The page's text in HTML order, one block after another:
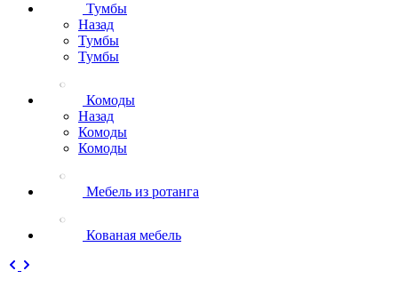
Тумбы
Назад
Тумбы
Тумбы
Комоды
Назад
Комоды
Комоды
Мебель из ротанга
Кованая мебель